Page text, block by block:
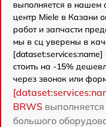
выполняется в нашем
центр Miele в Казани
работ и запчасти
мы в сц уверены в
стоить на -15%
через звонок или
BRWS
большого